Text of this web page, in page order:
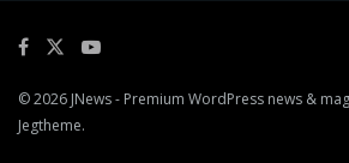
© 2026 JNews- Premium WordPress news &
Jegtheme.